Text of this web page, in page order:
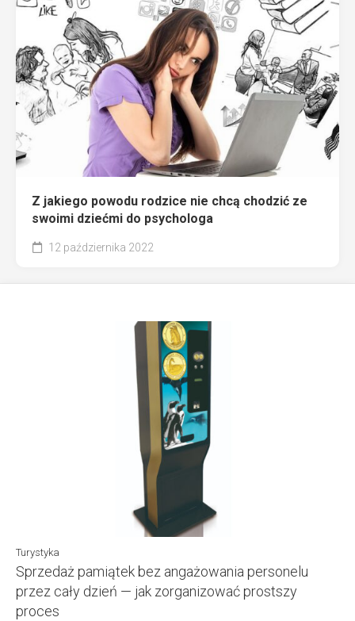
Z jakiego powodu rodzice nie chcą chodzić ze
swoimi dziećmi do psychologa
12 października 2022
Turystyka
Sprzedaż pamiątek bez angażowania personelu
przez cały dzień — jak zorganizować prostszy
proces